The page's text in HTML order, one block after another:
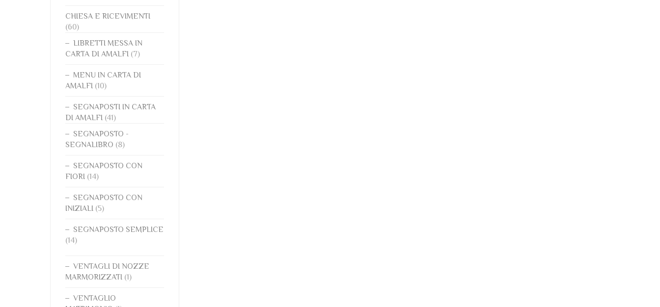
CHIESA E RICEVIMENTI
(60)
LIBRETTI MESSA IN
CARTA DI AMALFI (7)
MENU IN CARTA DI
AMALFI (10)
SEGNAPOSTI IN CARTA
DI AMALFI (41)
SEGNAPOSTO -
SEGNALIBRO (8)
SEGNAPOSTO CON
FIORI (14)
SEGNAPOSTO CON
INIZIALI (5)
SEGNAPOSTO SEMPLICE
(14)
VENTAGLI DI NOZZE
MARMORIZZATI (1)
VENTAGLIO